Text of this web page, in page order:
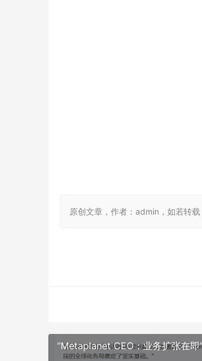
原创文章，作者：admin，如若转
“Metaplanet CEO：业务扩张在即